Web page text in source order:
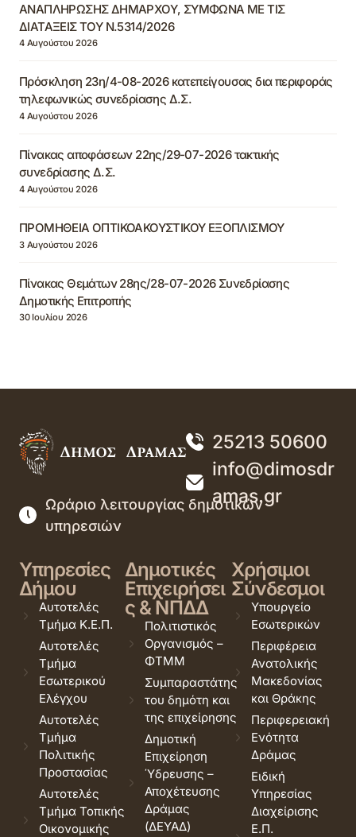
ΑΝΑΠΛΗΡΩΣΗΣ ΔΗΜΑΡΧΟΥ, ΣΥΜΦΩΝΑ ΜΕ ΤΙΣ
ΔΙΑΤΑΞΕΙΣ ΤΟΥ Ν.5314/2026
4 Αυγούστου 2026
Πρόσκληση 23η/4-08-2026 κατεπείγουσας δια περιφοράς
τηλεφωνικώς συνεδρίασης Δ.Σ.
4 Αυγούστου 2026
Πίνακας αποφάσεων 22ης/29-07-2026 τακτικής
συνεδρίασης Δ.Σ.
4 Αυγούστου 2026
ΠΡΟΜΗΘΕΙΑ ΟΠΤΙΚΟΑΚΟΥΣΤΙΚΟΥ ΕΞΟΠΛΙΣΜΟΥ
3 Αυγούστου 2026
Πίνακας Θεμάτων 28ης/28-07-2026 Συνεδρίασης
Δημοτικής Επιτροπής
30 Ιουλίου 2026
25213 50600
info@dimosdr
amas.gr
Ωράριο λειτουργίας δημοτικών
υπηρεσιών
Υπηρεσίες
Δήμου
Αυτοτελές
Τμήμα Κ.Ε.Π.
Αυτοτελές
Τμήμα
Εσωτερικού
Ελέγχου
Αυτοτελές
Τμήμα
Πολιτικής
Προστασίας
Αυτοτελές
Τμήμα Τοπικής
Οικονομικής
Δημοτικές
Επιχειρήσει
ς & ΝΠΔΔ
Πολιτιστικός
Οργανισμός –
ΦΤΜΜ
Συμπαραστάτης
του δημότη και
της επιχείρησης
Δημοτική
Επιχείρηση
Ύδρευσης –
Αποχέτευσης
Δράμας
(ΔΕΥΑΔ)
Χρήσιμοι
Σύνδεσμοι
Υπουργείο
Εσωτερικών
Περιφέρεια
Ανατολικής
Μακεδονίας
και Θράκης
Περιφερειακή
Ενότητα
Δράμας
Ειδική
Υπηρεσίας
Διαχείρισης
Ε.Π.